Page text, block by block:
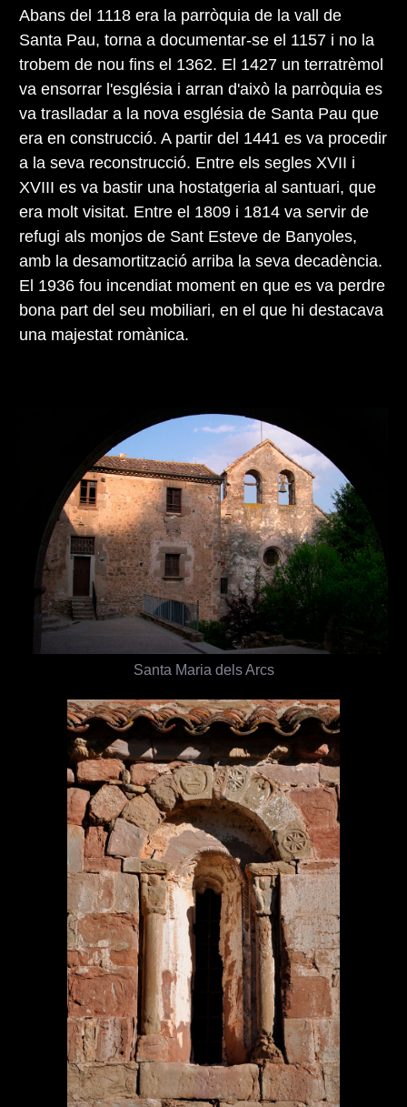
Abans del 1118 era la parròquia de la vall de
Santa Pau, torna a documentar-se el 1157 i no la
trobem de nou fins el 1362. El 1427 un terratrèmol
va ensorrar l'església i arran d'això la parròquia es
va traslladar a la nova església de Santa Pau que
era en construcció. A partir del 1441 es va procedir
a la seva reconstrucció. Entre els segles XVII i
XVIII es va bastir una hostatgeria al santuari, que
era molt visitat. Entre el 1809 i 1814 va servir de
refugi als monjos de Sant Esteve de Banyoles,
amb la desamortització arriba la seva decadència.
El 1936 fou incendiat moment en que es va perdre
bona part del seu mobiliari, en el que hi destacava
una majestat romànica.
Santa Maria dels Arcs